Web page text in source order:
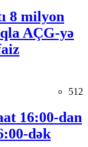
8 milyon
AÇG-yə
512
16:00-dan
dək